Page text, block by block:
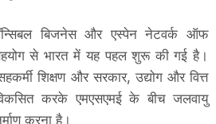
बिजनेस और एस्पेन नेटवर्क ऑफ
से भारत में यह पहल शुरू की गई है।
शिक्षण और सरकार, उद्योग और वित्त
करके एमएसएमई के बीच जलवायु
करना है।